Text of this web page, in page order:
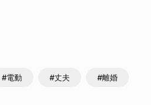
#電動 #丈夫 #離婚